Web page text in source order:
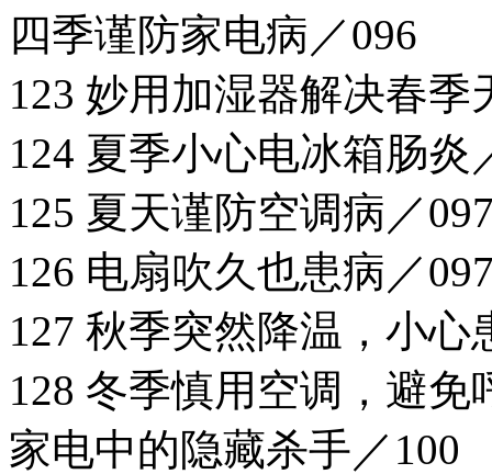
四季谨防家电病／096
123 妙用加湿器解决春季
124 夏季小心电冰箱肠炎
125 夏天谨防空调病／
126 电扇吹久也患病／
127 秋季突然降温，小心
128 冬季慎用空调，避免
家电中的隐藏杀手／100